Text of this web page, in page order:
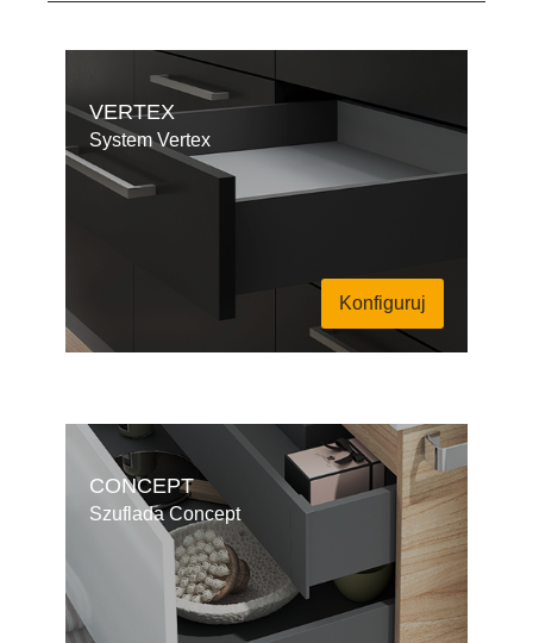
VERTEX
System Vertex
Konfiguruj
CONCEPT
Szuflada Concept